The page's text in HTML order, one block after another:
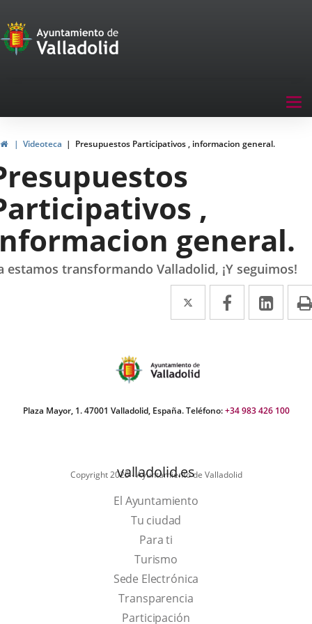
Portal
de
navegación
HomeVideoteca Presupuestos Participativos , informacion general.
,
general.
estamos transformando Valladolid, ¡Y seguimos!
Twitter
Enlace
a
aplicación
Facebook
Enlace
a
a
Plaza Mayor, 1. 47001 Valladolid, España. Teléfono:+34 983 426 100
Copyright 2025 - Ayuntamiento de Valladolid
valladolid.es
El Ayuntamiento
Tu ciudad
Para ti
TurismoThis
link
will
open
Sede Electrónica
Transparencia
Participación